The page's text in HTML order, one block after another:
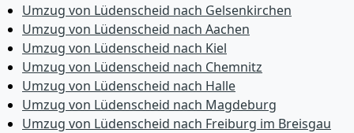
Umzug von Lüdenscheid nach Gelsenkirchen
Umzug von Lüdenscheid nach Aachen
Umzug von Lüdenscheid nach Kiel
Umzug von Lüdenscheid nach Chemnitz
Umzug von Lüdenscheid nach Halle
Umzug von Lüdenscheid nach Magdeburg
Umzug von Lüdenscheid nach Freiburg im Breisgau